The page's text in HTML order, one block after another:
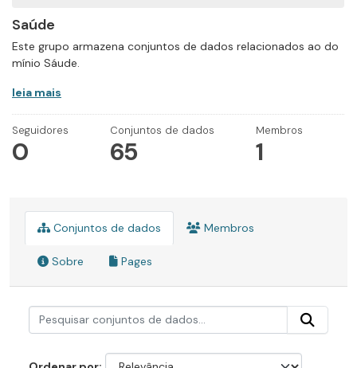
Saúde
Este grupo armazena conjuntos de dados relacionados ao do
mínio Sáude.
leia mais
Seguidores
0
Conjuntos de dados
65
Membros
1
Conjuntos de dados Membros
Sobre Pages